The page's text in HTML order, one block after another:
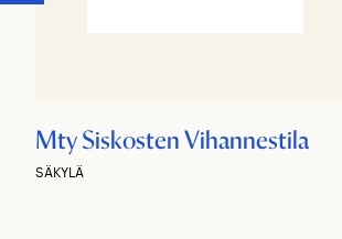
Mty Siskosten Vihannestila
SÄKYLÄ